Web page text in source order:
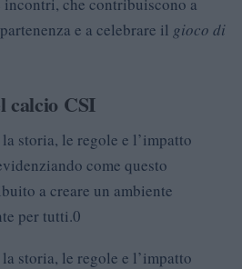
e a celebrare il gioco di
calcio CSI
storia, le regole e l’impatto
come questo
a creare un ambiente
per tutti.0
storia, le regole e l’impatto